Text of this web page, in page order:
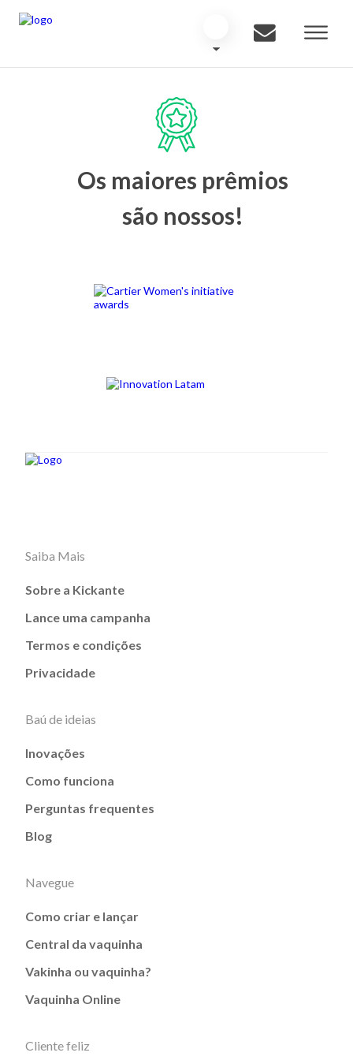
Os maiores prêmios
são nossos!
Saiba Mais
Sobre a Kickante
Lance uma campanha
Termos e condições
Privacidade
Baú de ideias
Inovações
Como funciona
Perguntas frequentes
Blog
Navegue
Como criar e lançar
Central da vaquinha
Vakinha ou vaquinha?
Vaquinha Online
Cliente feliz